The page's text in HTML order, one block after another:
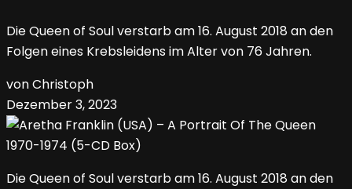
Die Queen of Soul verstarb am 16. August 2018 an den
Folgen eines Krebsleidens im Alter von 76 Jahren.
von Christoph
Dezember 3, 2023
Die Queen of Soul verstarb am 16. August 2018 an den